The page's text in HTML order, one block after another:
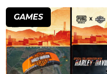
GAMES